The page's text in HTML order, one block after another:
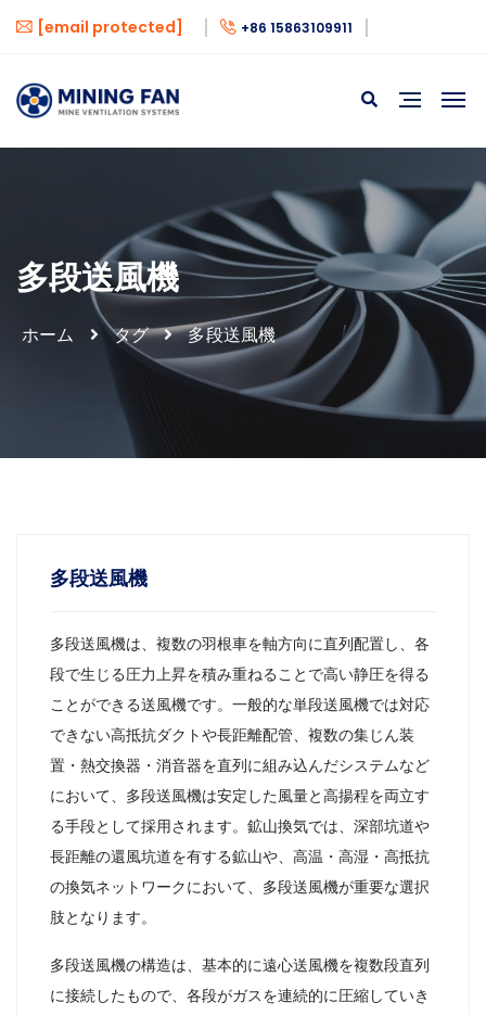
[email protected] +86 15863109911
多段送風機
ホーム タグ 多段送風機
多段送風機
多段送風機は、複数の羽根車を軸方向に直列配置し、各
段で生じる圧力上昇を積み重ねることで高い静圧を得る
ことができる送風機です。一般的な単段送風機では対応
できない高抵抗ダクトや長距離配管、複数の集じん装
置・熱交換器・消音器を直列に組み込んだシステムなど
において、多段送風機は安定した風量と高揚程を両立す
る手段として採用されます。鉱山換気では、深部坑道や
長距離の還風坑道を有する鉱山や、高温・高湿・高抵抗
の換気ネットワークにおいて、多段送風機が重要な選択
肢となります。
多段送風機の構造は、基本的に遠心送風機を複数段直列
に接続したもので、各段がガスを連続的に圧縮していき